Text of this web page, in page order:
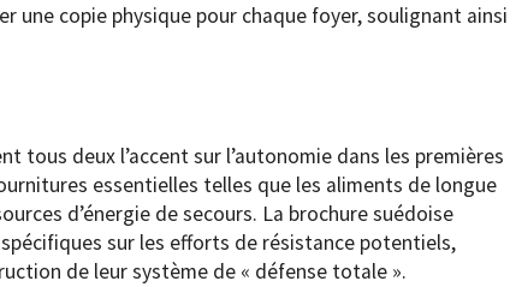
une copie physique pour chaque foyer, soulignant ainsi
tous deux l’accent sur l’autonomie dans les premières
essentielles telles que les aliments de longue
d’énergie de secours. La brochure suédoise
sur les efforts de résistance potentiels,
de leur système de « défense totale ».